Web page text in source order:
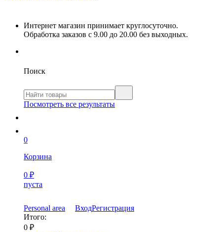
Интернет магазин принимает круглосуточно.
Обработка заказов с 9.00 до 20.00 без выходных.
Поиск
Посмотреть все результаты
0
Корзина
0 ₽
пуста
Personal area ВходРегистрация
Итого:
0 ₽